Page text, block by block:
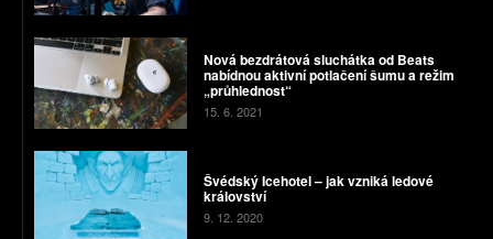
Nová bezdrátová sluchátka od Beats
nabídnou aktivní potlačení šumu a režim
„průhlednost“
15. 6. 2021
Švédský Icehotel – jak vzniká ledové
království
9. 12. 2020